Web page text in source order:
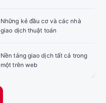
Những kẻ đầu cơ và các nhà
giao dịch thuật toán
Nền tảng giao dịch tất cả trong
một trên web